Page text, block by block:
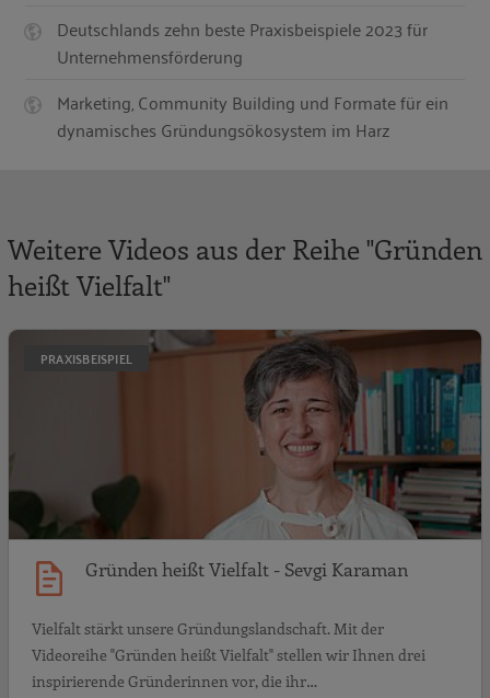
Deutschlands zehn beste Praxisbeispiele 2023 für
Unternehmensförderung
Marketing, Community Building und Formate für ein
dynamisches Gründungsökosystem im Harz
Weitere Videos aus der Reihe "Gründen
heißt Vielfalt"
PRAXISBEISPIEL
Gründen heißt Vielfalt - Sevgi Karaman
Vielfalt stärkt unsere Gründungslandschaft. Mit der
Videoreihe "Gründen heißt Vielfalt" stellen wir Ihnen drei
inspirierende Gründerinnen vor, die ihr…